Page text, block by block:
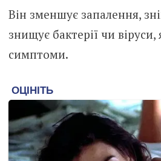
Він зменшує запалення,
знищує бактерії чи віруси,
симптоми.